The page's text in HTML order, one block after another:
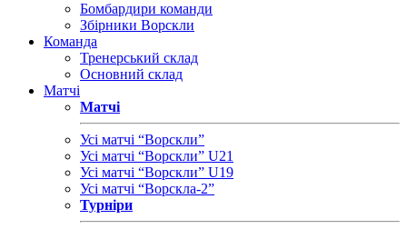
Бомбардири команди
Збірники Ворскли
Команда
Тренерський склад
Основний склад
Матчі
Матчі
Усі матчі “Ворскли”
Усі матчі “Ворскли” U21
Усі матчі “Ворскли” U19
Усі матчі “Ворскла-2”
Турніри